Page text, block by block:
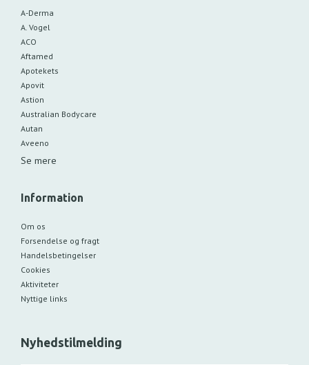
A-Derma
A. Vogel
ACO
Aftamed
Apotekets
Apovit
Astion
Australian Bodycare
Autan
Aveeno
Se mere
Information
Om os
Forsendelse og fragt
Handelsbetingelser
Cookies
Aktiviteter
Nyttige links
Nyhedstilmelding